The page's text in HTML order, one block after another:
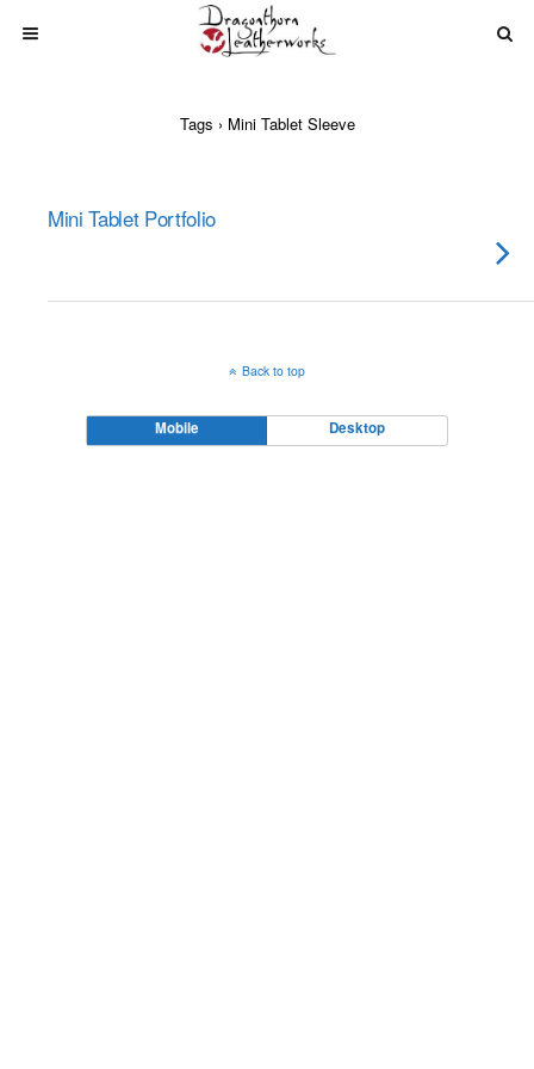
Tags › Mini Tablet Sleeve
Mini Tablet Portfolio
Back to top
Mobile Desktop